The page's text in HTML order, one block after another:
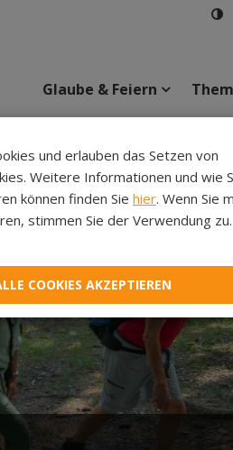
Glaube & Feiern
und erlauben das Setzen von
Weitere Informationen und wie
können finden Sie hier. Wenn Sie
stimmen Sie der Verwendung zu.
COOKIES AKZEPTIEREN